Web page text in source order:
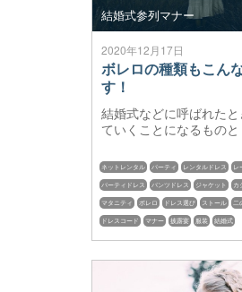
結婚式参列マナー
2020年12月17日
ボレロの種類もこん
す！
結婚式などに呼ばれた
ていくことになるもの
ネットレンタル パーティ レンタルドレス レ
パーティドレス パンツドレス ジャケット カ
マタニティ ボレロ ドレス選び ストール 二
ドレスコード マナー 披露宴 服装 結婚式